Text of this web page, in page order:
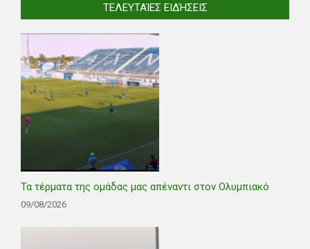
ΤΕΛΕΥΤΑΊΕΣ ΕΙΔΉΣΕΙΣ
Τα τέρματα της ομάδας μας απέναντι στον Ολυμπιακό
09/08/2026